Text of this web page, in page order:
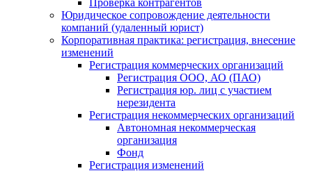
Проверка контрагентов
Юридическое сопровождение деятельности
компаний (удаленный юрист)
Корпоративная практика: регистрация, внесение
изменений
Регистрация коммерческих организаций
Регистрация ООО, АО (ПАО)
Регистрация юр. лиц с участием
нерезидента
Регистрация некоммерческих организаций
Автономная некоммерческая
организация
Фонд
Регистрация изменений